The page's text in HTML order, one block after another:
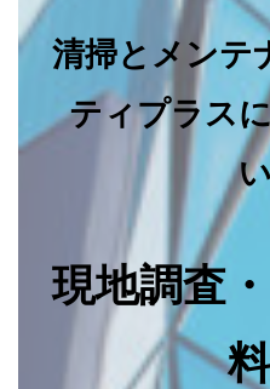
清掃とメンテ
ティプラス
現地調査